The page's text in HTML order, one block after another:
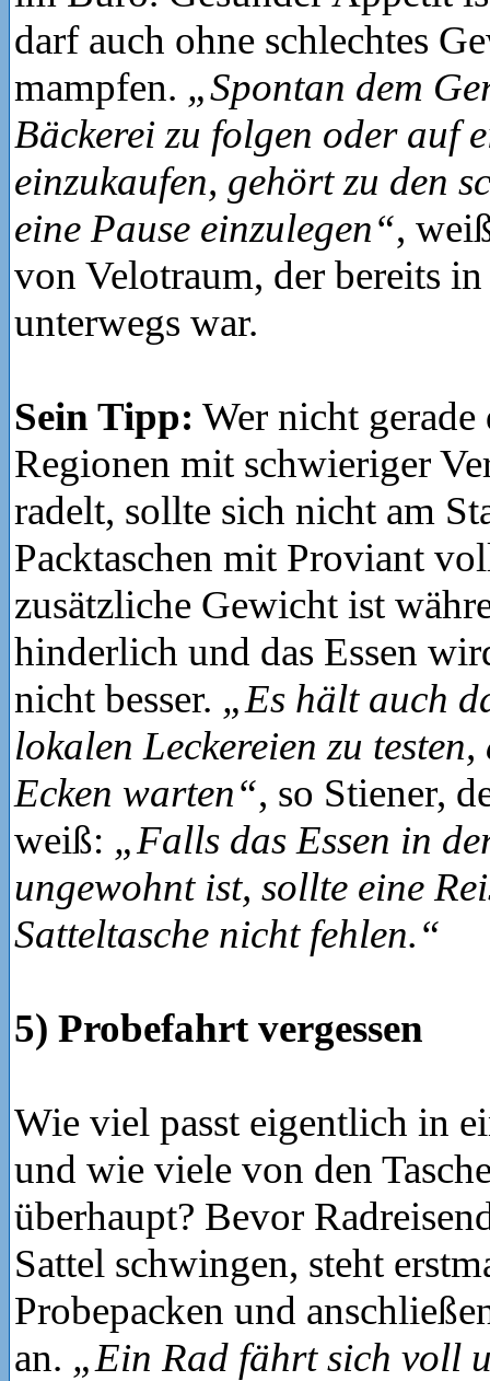
darf auch ohne schlechtes
mampfen. „Spontan dem
Bäckerei zu folgen oder auf
einzukaufen, gehört zu den
eine Pause einzulegen“,
von Velotraum, der bereits
unterwegs war.
Sein Tipp: Wer nicht gerade
Regionen mit schwieriger
radelt, sollte sich nicht am
Packtaschen mit Proviant
zusätzliche Gewicht ist
hinderlich und das Essen
nicht besser. „Es hält auch
lokalen Leckereien zu
Ecken warten“, so Stiener,
weiß: „Falls das Essen in
ungewohnt ist, sollte eine
Satteltasche nicht fehlen.“
5) Probefahrt vergessen
Wie viel passt eigentlich in
und wie viele von den
überhaupt? Bevor
Sattel schwingen, steht
Probepacken und
an. „Ein Rad fährt sich voll